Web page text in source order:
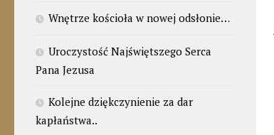
Wnętrze kościoła w nowej odsłonie…
Uroczystość Najświętszego Serca
Pana Jezusa
Kolejne dziękczynienie za dar
kapłaństwa..